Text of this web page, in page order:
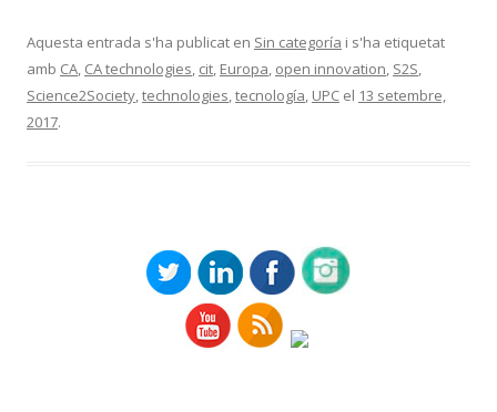
Aquesta entrada s'ha publicat en Sin categoría i s'ha etiquetat
amb CA, CA technologies, cit, Europa, open innovation, S2S,
Science2Society,technologies,tecnología, UPC el 13 setembre,
2017.